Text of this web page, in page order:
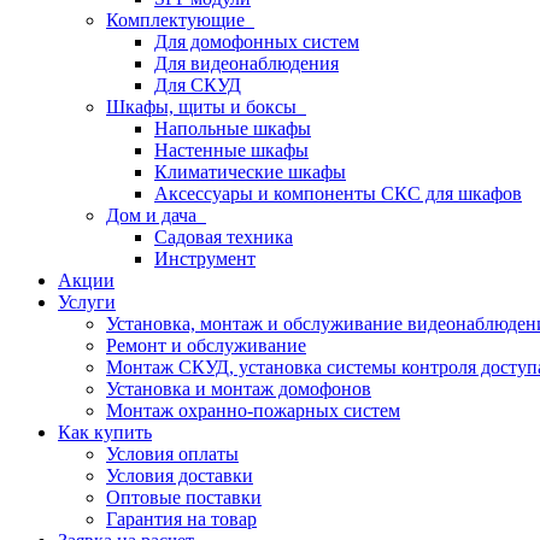
Комплектующие
Для домофонных систем
Для видеонаблюдения
Для СКУД
Шкафы, щиты и боксы
Напольные шкафы
Настенные шкафы
Климатические шкафы
Аксессуары и компоненты СКС для шкафов
Дом и дача
Садовая техника
Инструмент
Акции
Услуги
Установка, монтаж и обслуживание
Ремонт и обслуживание
Монтаж СКУД, установка системы контроля
Установка и монтаж домофонов
Монтаж охранно-пожарных систем
Как купить
Условия оплаты
Условия доставки
Оптовые поставки
Гарантия на товар